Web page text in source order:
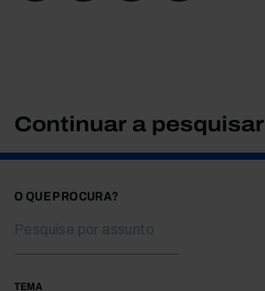
Continuar a pesquisar
O QUE PROCURA?
TEMA